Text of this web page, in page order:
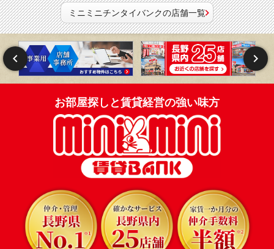
ミニミニチンタイバンクの店舗一覧
お部屋探しと賃貸経営の強い味方